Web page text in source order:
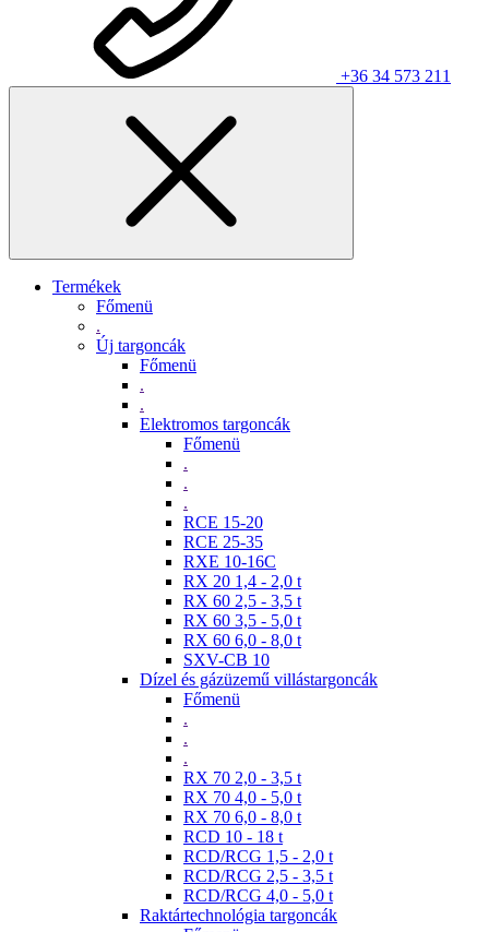
+36 34 573 211
Termékek
Főmenü
.
Új targoncák
Főmenü
.
.
Elektromos targoncák
Főmenü
.
.
.
RCE 15-20
RCE 25-35
RXE 10-16C
RX 20 1,4 - 2,0 t
RX 60 2,5 - 3,5 t
RX 60 3,5 - 5,0 t
RX 60 6,0 - 8,0 t
SXV-CB 10
Dízel és gázüzemű villástargoncák
Főmenü
.
.
.
RX 70 2,0 - 3,5 t
RX 70 4,0 - 5,0 t
RX 70 6,0 - 8,0 t
RCD 10 - 18 t
RCD/RCG 1,5 - 2,0 t
RCD/RCG 2,5 - 3,5 t
RCD/RCG 4,0 - 5,0 t
Raktártechnológia targoncák